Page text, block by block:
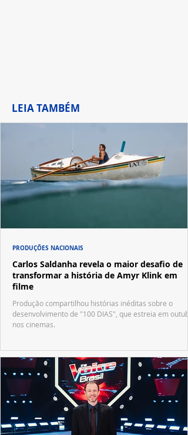
LEIA TAMBÉM
Carlos Saldanha revela o maior desafio de
transformar a história de Amyr Klink em
filme
Produção compartilhou histórias inéditas sobre o
desenvolvimento de "100 DIAS", que estreia em
nos cinemas.
PRODUÇÕES NACIONAIS